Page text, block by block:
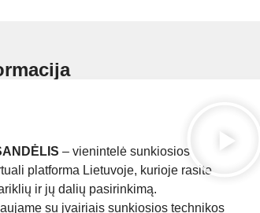
– vienintelė sunkiosios
platforma Lietuvoje, kurioje rasite
ir jų dalių pasirinkimą.
su įvairiais sunkiosios technikos